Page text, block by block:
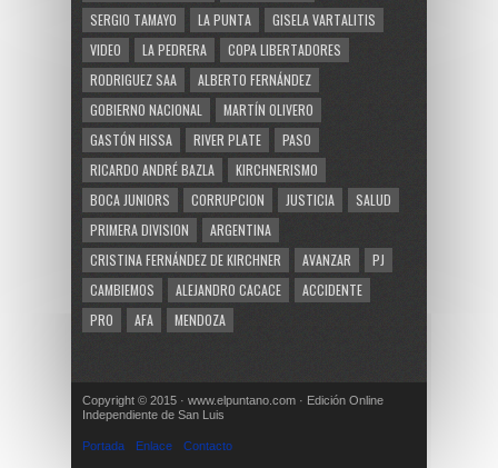
SERGIO TAMAYO
LA PUNTA
GISELA VARTALITIS
VIDEO
LA PEDRERA
COPA LIBERTADORES
RODRIGUEZ SAA
ALBERTO FERNÁNDEZ
GOBIERNO NACIONAL
MARTÍN OLIVERO
GASTÓN HISSA
RIVER PLATE
PASO
RICARDO ANDRÉ BAZLA
KIRCHNERISMO
BOCA JUNIORS
CORRUPCION JUSTICIA
SALUD
PRIMERA DIVISION
ARGENTINA
CRISTINA FERNÁNDEZ DE KIRCHNER
AVANZAR
PJ
CAMBIEMOS
ALEJANDRO CACACE
ACCIDENTE
PRO
AFA MENDOZA
Copyright © 2015 · www.elpuntano.com · Edición Online
Independiente de San Luis
Portada Enlace Contacto